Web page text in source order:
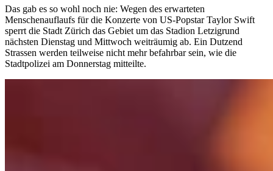
Das gab es so wohl noch nie: Wegen des erwarteten
Menschenauflaufs für die Konzerte von US-Popstar Taylor Swift
sperrt die Stadt Zürich das Gebiet um das Stadion Letzigrund
nächsten Dienstag und Mittwoch weiträumig ab. Ein Dutzend
Strassen werden teilweise nicht mehr befahrbar sein, wie die
Stadtpolizei am Donnerstag mitteilte.